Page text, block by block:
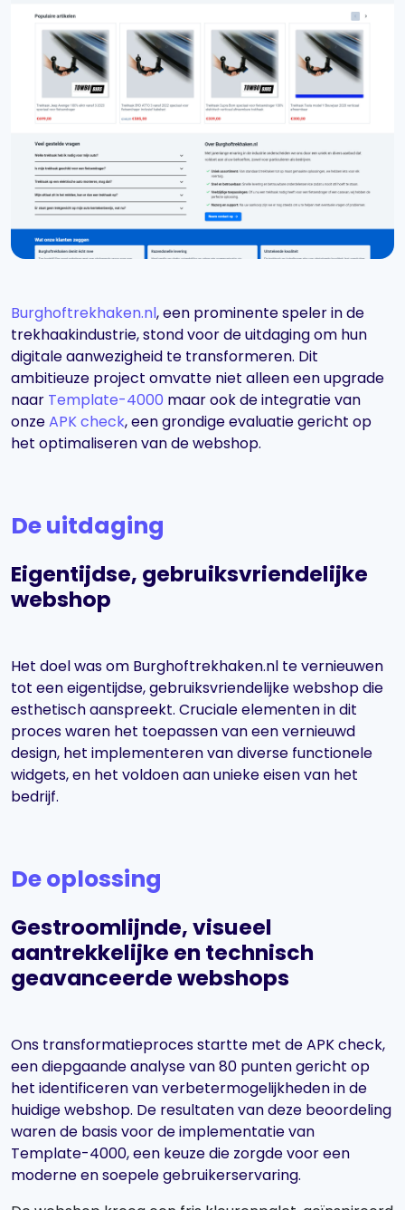
Burghoftrekhaken.nl, een prominente speler in de
trekhaakindustrie, stond voor de uitdaging om hun
digitale aanwezigheid te transformeren. Dit
ambitieuze project omvatte niet alleen een upgrade
naar Template-4000 maar ook de integratie van
onzeAPK check, een grondige evaluatie gericht op
het optimaliseren van de webshop.
De uitdaging
Eigentijdse, gebruiksvriendelijke
webshop
Het doel was om Burghoftrekhaken.nl te vernieuwen
tot een eigentijdse, gebruiksvriendelijke webshop die
esthetisch aanspreekt. Cruciale elementen in dit
proces waren het toepassen van een vernieuwd
design, het implementeren van diverse functionele
widgets, en het voldoen aan unieke eisen van het
bedrijf.
De oplossing
Gestroomlijnde, visueel
aantrekkelijke en technisch
geavanceerde webshops
Ons transformatieproces startte met de APK check,
een diepgaande analyse van 80 punten gericht op
het identificeren van verbetermogelijkheden in de
huidige webshop. De resultaten van deze beoordeling
waren de basis voor de implementatie van
Template-4000, een keuze die zorgde voor een
moderne en soepele gebruikerservaring.